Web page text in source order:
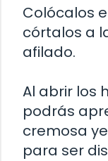
Colócalos
córtalos a
afilado.
Al abrir los
podrás
cremosa
para ser